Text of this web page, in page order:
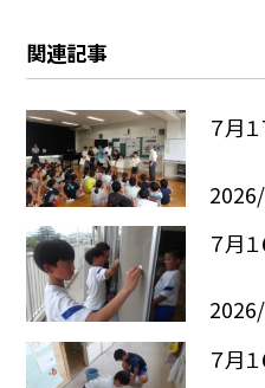
関連記事
７月
７月
７月